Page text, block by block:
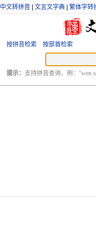
中文转拼音 文言文字典 繁体字转
按拼音检索 按部首检索
提示： 支持拼音查询，例：“wen